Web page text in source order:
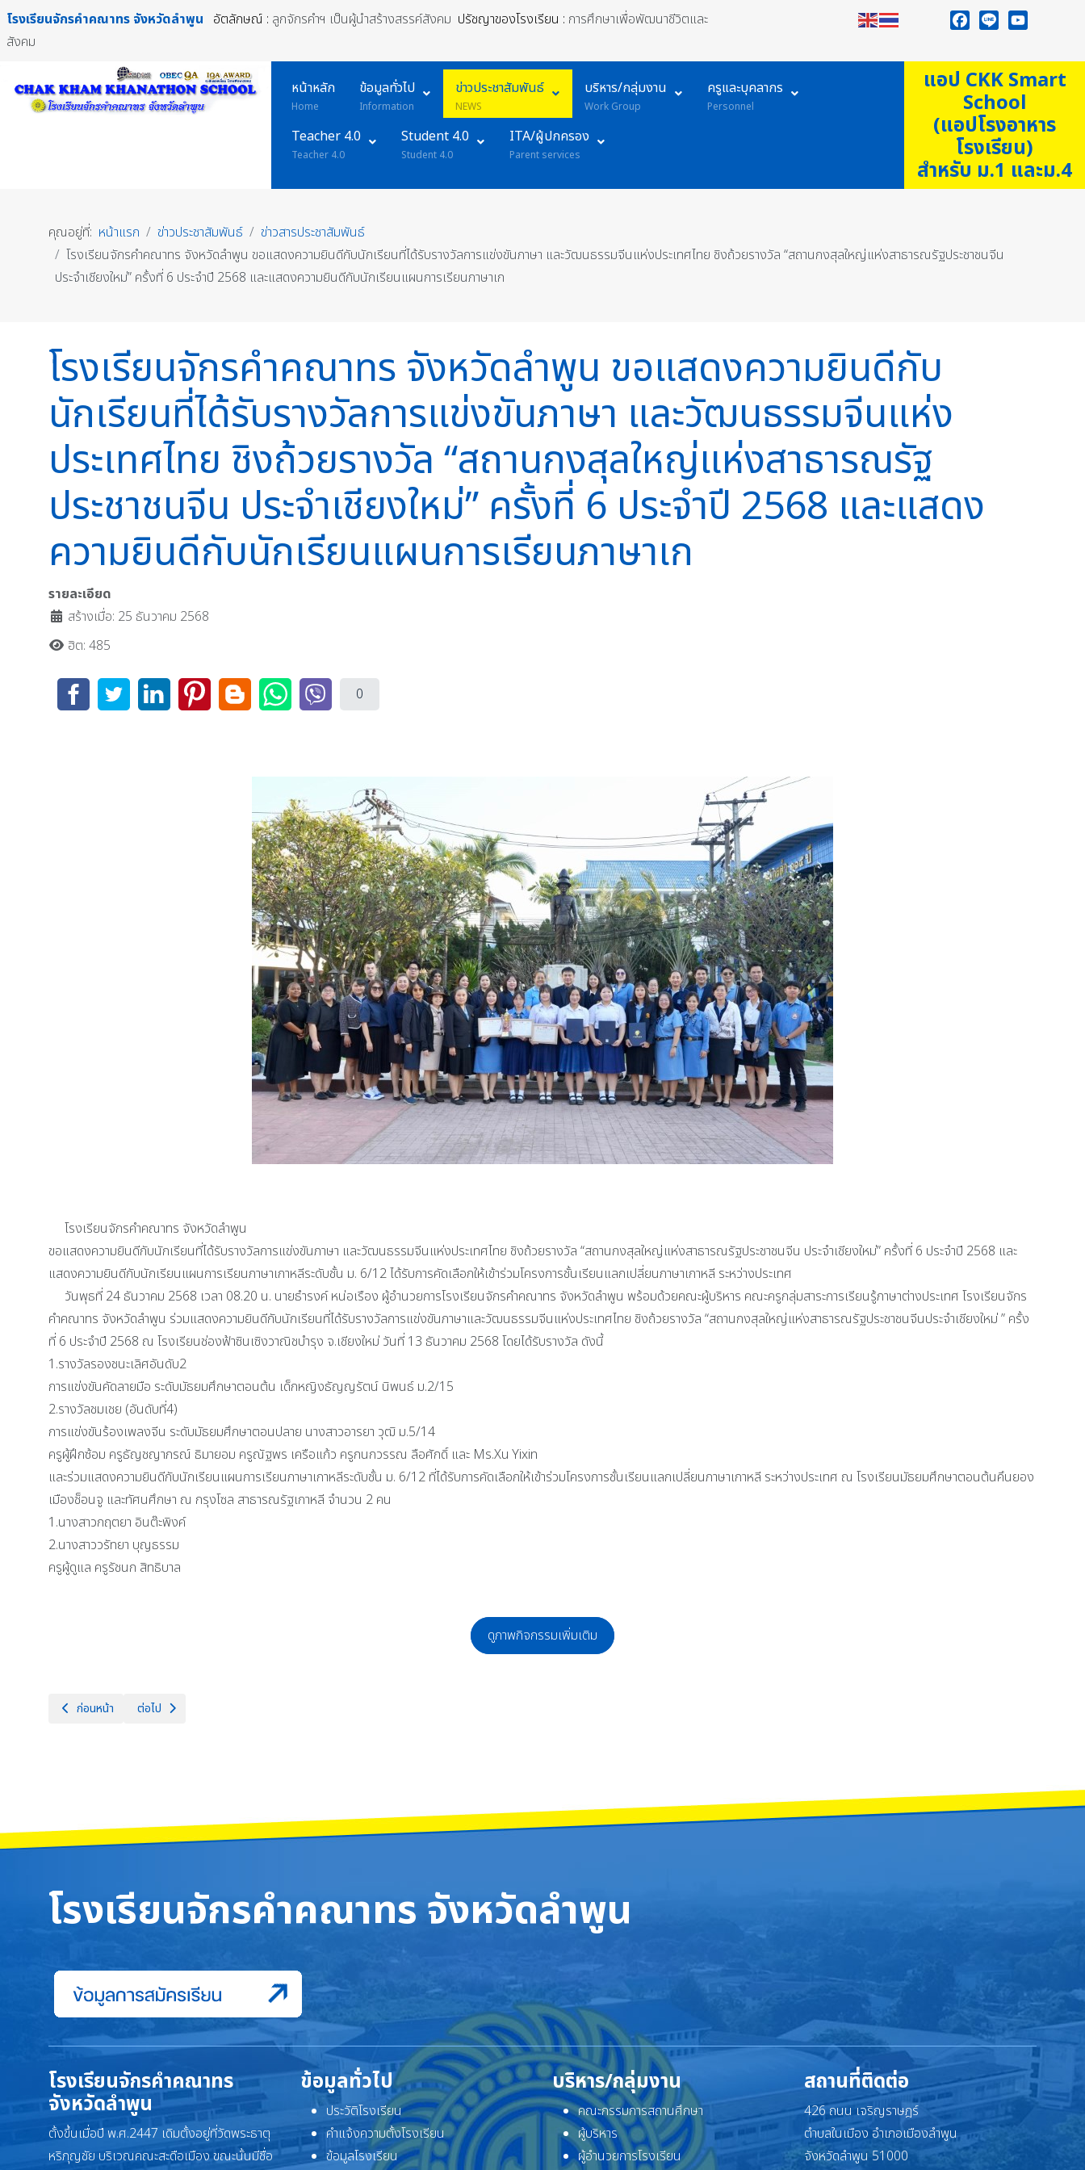
โรงเรียนจักรคำคณาทร จังหวัดลำพูน อัตลักษณ์ : ลูกจักรคำฯ เป็นผู้นำสร้างสรรค์สังคม ปรัชญาของโรงเรียน : การศึกษาเพื่อพัฒนาชีวิตและ
สังคม
หน้าหลัก
Home
ข้อมูลทั่วไป
Information
ข่าวประชาสัมพันธ์
NEWS
บริหาร/กลุ่มงาน
Work Group
ครูและบุคลากร
Personnel
Teacher 4.0
Teacher 4.0
Student 4.0
Student 4.0
ITA/ผู้ปกครอง
Parent services
แอป CKK Smart
School
(แอปโรงอาหาร
โรงเรียน)
สำหรับ ม.1 และม.4
คุณอยู่ที่: หน้าแรก ข่าวประชาสัมพันธ์
ข่าวสารประชาสัมพันธ์
โรงเรียนจักรคำคณาทร จังหวัดลำพูน ขอแสดงความยินดีกับนักเรียนที่ได้รับรางวัลการแข่งขันภาษา และวัฒนธรรมจีนแห่งประเทศไทย ชิงถ้วยรางวัล “สถานกงสุลใหญ่แห่งสาธารณรัฐประชาชนจีน
ประจำเชียงใหม่” ครั้งที่ 6 ประจำปี 2568 และแสดงความยินดีกับนักเรียนแผนการเรียนภาษาเก
โรงเรียนจักรคำคณาทร จังหวัดลำพูน ขอแสดงความยินดีกับ
นักเรียนที่ได้รับรางวัลการแข่งขันภาษา และวัฒนธรรมจีนแห่ง
ประเทศไทย ชิงถ้วยรางวัล “สถานกงสุลใหญ่แห่งสาธารณรัฐ
ประชาชนจีน ประจำเชียงใหม่” ครั้งที่ 6 ประจำปี 2568 และแสดง
ความยินดีกับนักเรียนแผนการเรียนภาษาเก
รายละเอียด
สร้างเมื่อ: 25 ธันวาคม 2568
ฮิต: 485
0
โรงเรียนจักรคำคณาทร จังหวัดลำพูน
ขอแสดงความยินดีกับนักเรียนที่ได้รับรางวัลการแข่งขันภาษา และวัฒนธรรมจีนแห่งประเทศไทย ชิงถ้วยรางวัล “สถานกงสุลใหญ่แห่งสาธารณรัฐประชาชนจีน ประจำเชียงใหม่” ครั้งที่ 6 ประจำปี 2568 และ
แสดงความยินดีกับนักเรียนแผนการเรียนภาษาเกาหลีระดับชั้น ม. 6/12 ได้รับการคัดเลือกให้เข้าร่วมโครงการชั้นเรียนแลกเปลี่ยนภาษาเกาหลี ระหว่างประเทศ
วันพุธที่ 24 ธันวาคม 2568 เวลา 08.20 น. นายธำรงค์ หน่อเรือง ผู้อำนวยการโรงเรียนจักรคำคณาทร จังหวัดลำพูน พร้อมด้วยคณะผู้บริหาร คณะครูกลุ่มสาระการเรียนรู้ภาษาต่างประเทศ โรงเรียนจักร
คำคณาทร จังหวัดลำพูน ร่วมแสดงความยินดีกับนักเรียนที่ได้รับรางวัลการแข่งขันภาษาและวัฒนธรรมจีนแห่งประเทศไทย ชิงถ้วยรางวัล “สถานกงสุลใหญ่แห่งสาธารณรัฐประชาชนจีนประจำเชียงใหม่ ” ครั้ง
ที่ 6 ประจำปี 2568 ณ โรงเรียนช่องฟ้าซินเซิงวาณิชบำรุง จ.เชียงใหม่ วันที่ 13 ธันวาคม 2568 โดยได้รับรางวัล ดังนี้
1.รางวัลรองชนะเลิศอันดับ2
การแข่งขันคัดลายมือ ระดับมัธยมศึกษาตอนต้น เด็กหญิงธัญญรัตน์ นิพนธ์ ม.2/15
2.รางวัลชมเชย (อันดับที่4)
การแข่งขันร้องเพลงจีน ระดับมัธยมศึกษาตอนปลาย นางสาวอารยา วุฒิ ม.5/14
ครูผู้ฝึกซ้อม ครูธัญชญาภรณ์ ธิมายอม ครูณัฐพร เครือแก้ว ครูกนกวรรณ ลือศักดิ์ และ Ms.Xu Yixin
และร่วมแสดงความยินดีกับนักเรียนแผนการเรียนภาษาเกาหลีระดับชั้น ม. 6/12 ที่ได้รับการคัดเลือกให้เข้าร่วมโครงการชั้นเรียนแลกเปลี่ยนภาษาเกาหลี ระหว่างประเทศ ณ โรงเรียนมัธยมศึกษาตอนต้นคึนยอง
เมืองช็อนจู และทัศนศึกษา ณ กรุงโซล สาธารณรัฐเกาหลี จำนวน 2 คน
1.นางสาวกฤตยา อินต๊ะพิงค์
2.นางสาววรัทยา บุญธรรม
ครูผู้ดูแล ครูรัชนก สิทธิบาล
ดูภาพกิจกรรมเพิ่มเติม
เนื้อหาก่อนหน้า: Christmas Day 2025 วันพฤหัสบดี ที่ 25 ธันวาคม พ.ศ. 2569 แผนการเรียน EPDP ร่วมกับกลุ่มสาระการเรียนรู้ภาษาต่างประเทศ และแผนการเรียนศิลป์ภาษาต่างๆ ได้จัดกิจกรรม Christmas Day 2025 ณ ลานหน้าอ
ก่อนหน้า เนื้อหาถัดไป: กิจกรรมเดินขบวนผ้าป่าขยะรีไซเคิล ประจำปี 2568 วันที่ 23 ธันวาคม 2568 คณะกรรมการสภานักเรียน โรงเรียนจักรคำคณาทร จังหวัดลำพูน ได้เข้าร่วมเดินขบวนในกิจกรรม ผ้าป่ายะรีไซเคิล เทศบาลเมืองลำ
ต่อไป
โรงเรียนจักรคำคณาทร จังหวัดลำพูน
โรงเรียนจักรคำคณาทร
จังหวัดลำพูน
ตั้งขึ้นเมื่อปี พ.ศ.2447 เดิมตั้งอยู่ที่วัดพระธาตุ
หริภุญชัย บริเวณคณะสะดือเมือง ขณะนั้นมีชื่อ
ข้อมูลทั่วไป
ประวัติโรงเรียน
คำแจ้งความตั้งโรงเรียน
ข้อมูลโรงเรียน
บริหาร/กลุ่มงาน
คณะกรรมการสถานศึกษา
ผู้บริหาร
ผู้อำนวยการโรงเรียน
สถานที่ติดต่อ
426 ถนน เจริญราษฎร์
ตำบลในเมือง อำเภอเมืองลำพูน
จังหวัดลำพูน 51000